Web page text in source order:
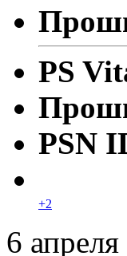
PS
PSN
+2
6